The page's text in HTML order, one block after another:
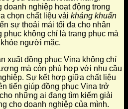
nghiệp hoạt động trong
chọn chất liệu vải kháng khuẩn
sự thoải mái tối đa cho nhân
phục không chỉ là trang phục mà
người mặc.
xuất đồng phục Vina không chỉ
mà còn phù hợp với nhu cầu
Sự kết hợp giữa chất liệu
tiến giúp đồng phục Vina trở
những ai đang tìm kiếm giải
cho doanh nghiệp của mình.